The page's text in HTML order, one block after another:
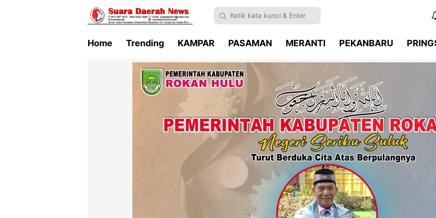
Home Trending KAMPAR PASAMAN MERANTI PEKANBARU